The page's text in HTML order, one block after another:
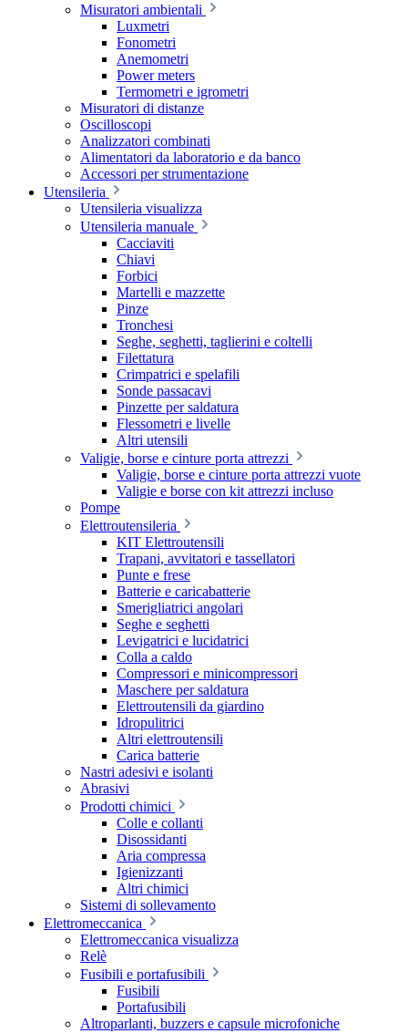
Misuratori ambientali
Luxmetri
Fonometri
Anemometri
Power meters
Termometri e igrometri
Misuratori di distanze
Oscilloscopi
Analizzatori combinati
Alimentatori da laboratorio e da banco
Accessori per strumentazione
Utensileria
Utensileria visualizza
Utensileria manuale
Cacciaviti
Chiavi
Forbici
Martelli e mazzette
Pinze
Tronchesi
Seghe, seghetti, taglierini e coltelli
Filettatura
Crimpatrici e spelafili
Sonde passacavi
Pinzette per saldatura
Flessometri e livelle
Altri utensili
Valigie, borse e cinture porta attrezzi
Valigie, borse e cinture porta attrezzi vuote
Valigie e borse con kit attrezzi incluso
Pompe
Elettroutensileria
KIT Elettroutensili
Trapani, avvitatori e tassellatori
Punte e frese
Batterie e caricabatterie
Smerigliatrici angolari
Seghe e seghetti
Levigatrici e lucidatrici
Colla a caldo
Compressori e minicompressori
Maschere per saldatura
Elettroutensili da giardino
Idropulitrici
Altri elettroutensili
Carica batterie
Nastri adesivi e isolanti
Abrasivi
Prodotti chimici
Colle e collanti
Disossidanti
Aria compressa
Igienizzanti
Altri chimici
Sistemi di sollevamento
Elettromeccanica
Elettromeccanica visualizza
Relè
Fusibili e portafusibili
Fusibili
Portafusibili
Altroparlanti, buzzers e capsule microfoniche